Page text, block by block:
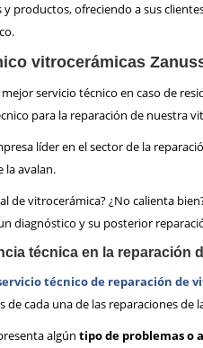
productos, ofreciendo a sus
vitrocerámicas
servicio técnico en caso de
para la reparación de nuestra
líder en el sector de la
la avalan.
de vitrocerámica? ¿No calienta
diagnóstico y su posterior
técnica en la reparación
técnico de reparación de
de cada una de las reparaciones de
algún tipo de problemas o